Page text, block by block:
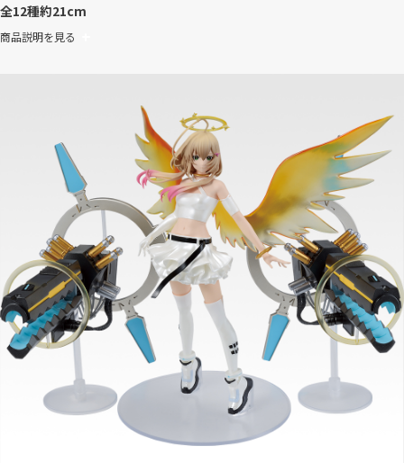
全12種約21cm
商品説明を見る